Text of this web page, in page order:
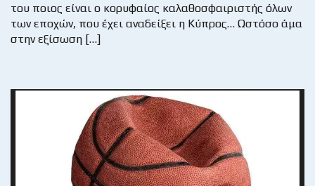
του ποιος είναι ο κορυφαίος καλαθοσφαιριστής όλων
των εποχών, που έχει αναδείξει η Κύπρος… Ωστόσο άμα
στην εξίσωση […]